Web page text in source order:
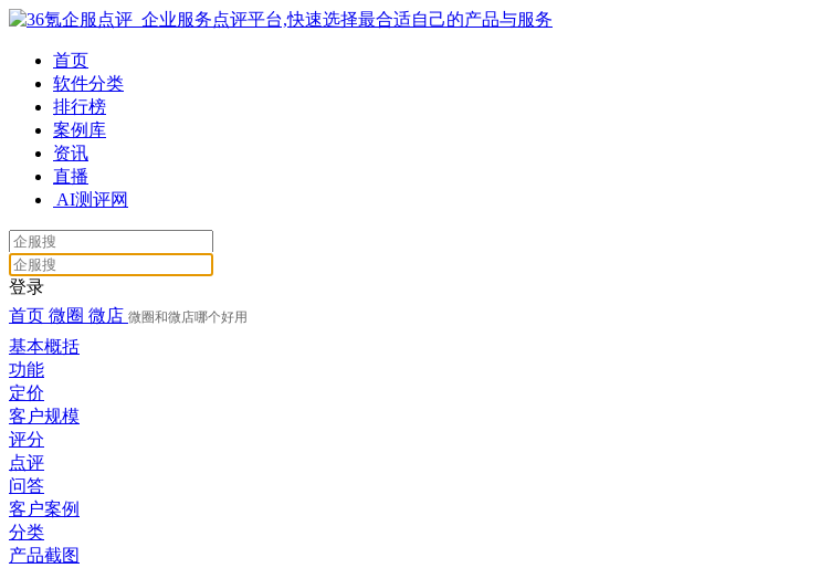
首页
软件分类
排行榜
案例库
资讯
直播
AI测评网
登录
首页 微圈 微店 微圈和微店哪个好用
基本概括
功能
定价
客户规模
评分
点评
问答
客户案例
分类
产品截图